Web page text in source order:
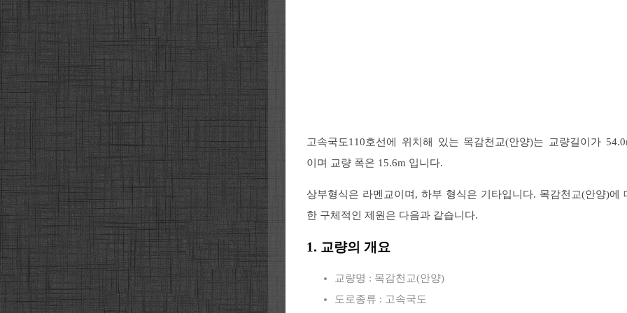
고속국도110호선에 위치해 있는 목감천교(안양)는 교량길이가
이며 교량 폭은 15.6m 입니다.
상부형식은 라멘교이며, 하부 형식은 기타입니다. 목감천교(안양)에
한 구체적인 제원은 다음과 같습니다.
1. 교량의 개요
교량명 : 목감천교(안양)
도로종류 : 고속국도